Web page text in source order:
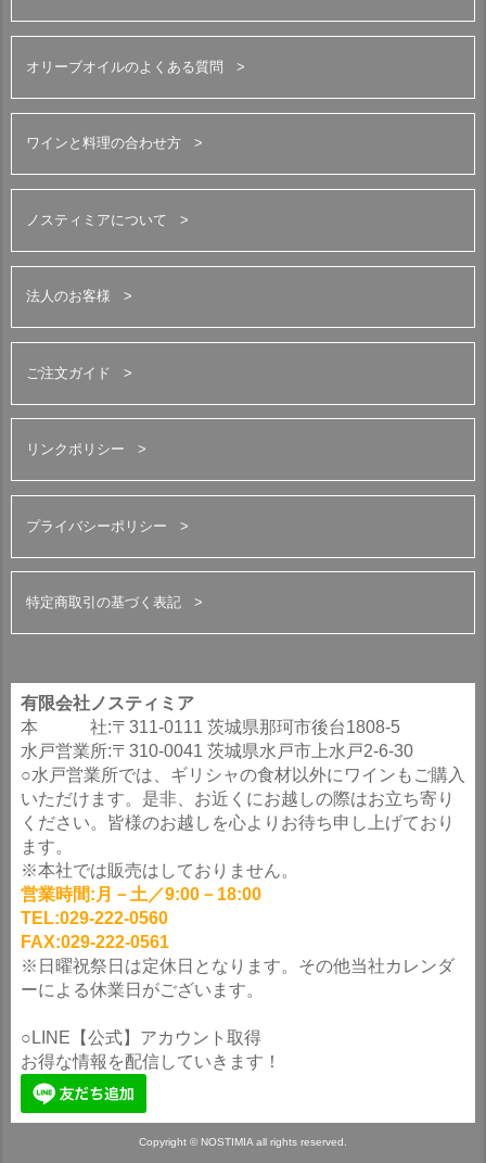
オリーブオイルのよくある質問
ワインと料理の合わせ方
ノスティミアについて
法人のお客様
ご注文ガイド
リンクポリシー
プライバシーポリシー
特定商取引の基づく表記
有限会社ノスティミア
本 社:〒311-0111 茨城県那珂市後台1808-5
水戸営業所:〒310-0041 茨城県水戸市上水戸2-6-30
○水戸営業所では、ギリシャの食材以外にワインもご購入
いただけます。是非、お近くにお越しの際はお立ち寄り
ください。皆様のお越しを心よりお待ち申し上げており
ます。
※本社では販売はしておりません。
営業時間:月－土／9:00－18:00
TEL:029-222-0560
FAX:029-222-0561
※日曜祝祭日は定休日となります。その他当社カレンダ
ーによる休業日がございます。
○LINE【公式】アカウント取得
お得な情報を配信していきます！
Copyright © NOSTIMIA all rights reserved.